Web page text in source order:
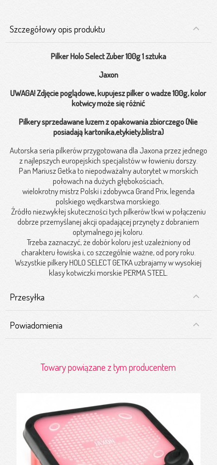
Szczegółowy opis produktu
Pilker Holo Select Zuber 100g 1 sztuka
Jaxon
UWAGA! Zdjęcie poglądowe, kupujesz pilker o wadze 100g, kolor
kotwicy może się różnić
Pilkery sprzedawane luzem z opakowania zbiorczego (Nie
posiadają kartonika,etykiety,blistra)
Autorska seria pilkerów przygotowana dla Jaxona przez jednego
z najlepszych europejskich specjalistów w łowieniu dorszy.
Pan Mariusz Getka to niepodważalny autorytet w morskich
połowach na dużych głębokościach,
wielokrotny mistrz Polski i zdobywca Grand Prix, legenda
polskiego wędkarstwa morskiego.
Źródło niezwykłej skuteczności tych pilkerów tkwi w połączeniu
dobrze przemyślanej akcji opadającej przynęty z dobraniem
optymalnego jej koloru.
Trzeba zaznaczyć, że dobór koloru jest uzależniony od
charakteru łowiska i, co szczególnie ważne, od pory roku.
Wszystkie pilkery HOLO SELECT GETKA uzbrajamy w wysokiej
klasy kotwiczki morskie PERMA STEEL.
Przesyłka
Powiadomienia
Towary powiązane z tym producentem